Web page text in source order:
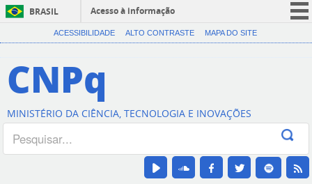
BRASIL
Acesso à informação
CORONAVÍRUS (COVID-19)
Canais
ACESSIBILIDADE ALTO CONTRASTE MAPA DO SITE
CNPq
MINISTÉRIO DA CIÊNCIA, TECNOLOGIA E INOVAÇÕES